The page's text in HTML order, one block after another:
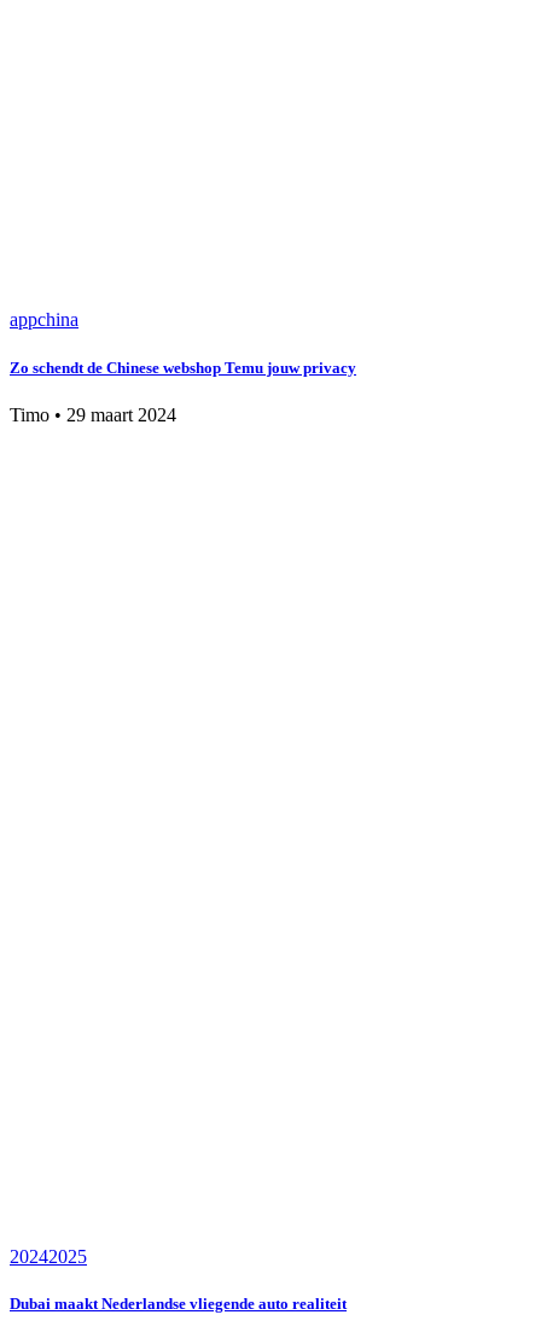
appchina
Zo schendt de Chinese webshop Temu jouw privacy
Timo • 29 maart 2024
20242025
Dubai maakt Nederlandse vliegende auto realiteit